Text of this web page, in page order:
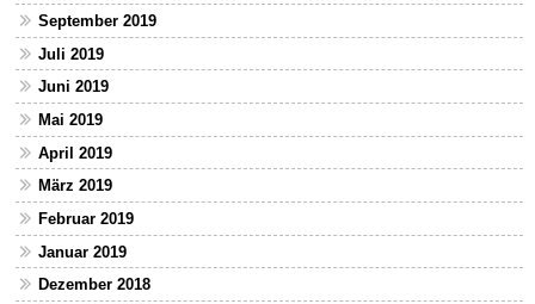
September 2019
Juli 2019
Juni 2019
Mai 2019
April 2019
März 2019
Februar 2019
Januar 2019
Dezember 2018